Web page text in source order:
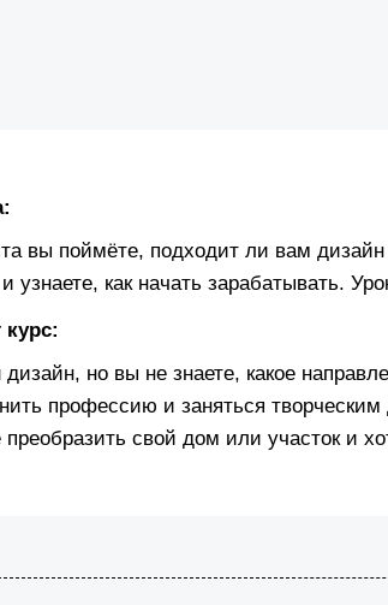
вы поймёте, подходит ли вам
узнаете, как начать зарабатывать.
но вы не знаете, какое
профессию и заняться
свой дом или участок и